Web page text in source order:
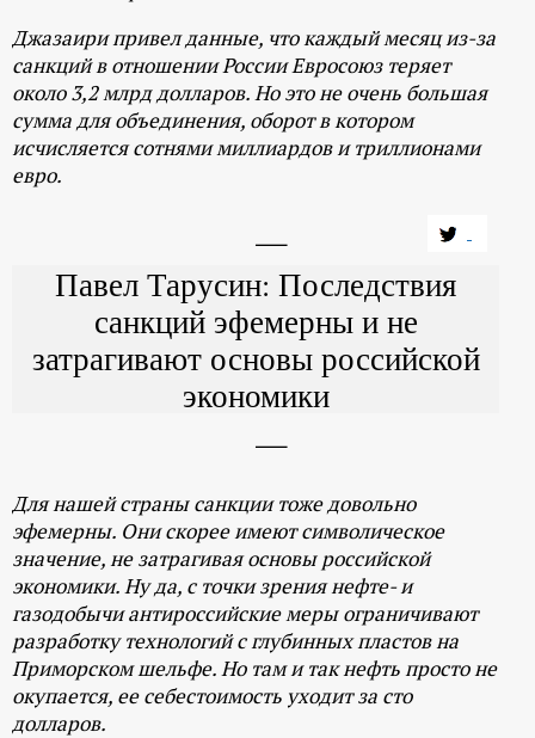
Джазаири привел данные, что каждый месяц из-за
санкций в отношении России Евросоюз теряет
около 3,2 млрд долларов. Но это не очень большая
сумма для объединения, оборот в котором
исчисляется сотнями миллиардов и триллионами
евро.
Павел Тарусин: Последствия
санкций эфемерны и не
затрагивают основы российской
экономики
Для нашей страны санкции тоже довольно
эфемерны. Они скорее имеют символическое
значение, не затрагивая основы российской
экономики. Ну да, с точки зрения нефте- и
газодобычи антироссийские меры ограничивают
разработку технологий с глубинных пластов на
Приморском шельфе. Но там и так нефть просто не
окупается, ее себестоимость уходит за сто
долларов.